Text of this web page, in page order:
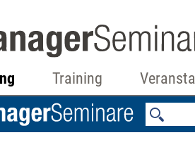
Training